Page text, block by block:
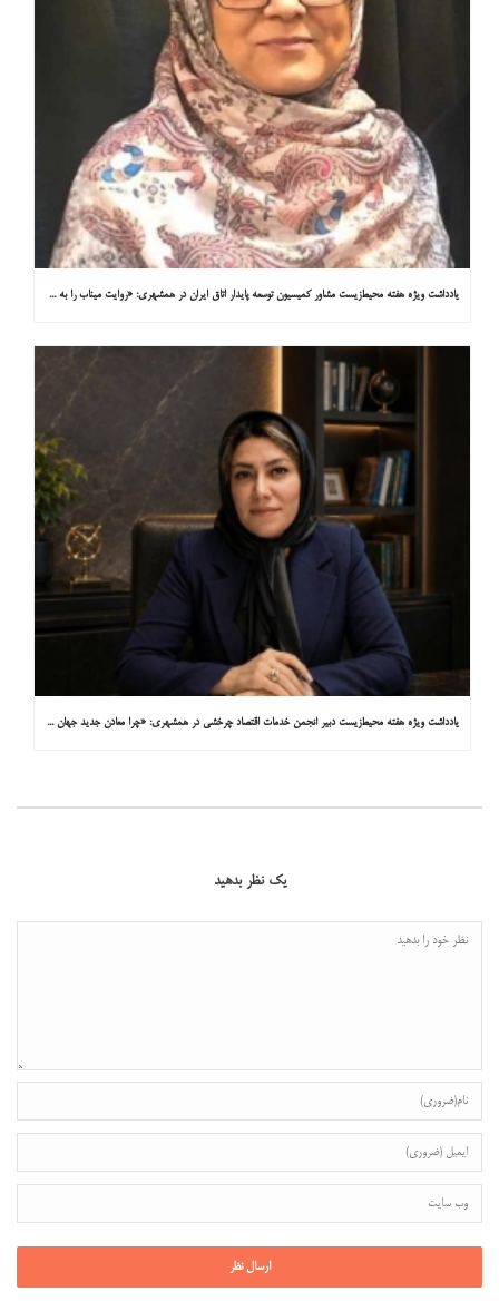
یادداشت ویژه هفته محیط‌زیست مشاور کمیسیون توسعه پایدار اتاق ایران در همشهری: «روایت میناب را به کاپ ۳۱ ببریم»
یادداشت ویژه هفته محیط‌زیست دبیر انجمن خدمات اقتصاد چرخشی در همشهری: «چرا معادن جدید جهان زیر زمین نیستند؟»
یک نظر بدهید